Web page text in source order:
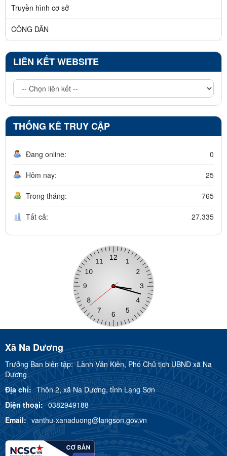
Truyền hình cơ sở
CÔNG DÂN
LIÊN KẾT WEBSITE
THỐNG KÊ TRUY CẬP
Đang online: 0
Hôm nay: 25
Trong tháng: 765
Tất cả: 27.335
Xã Na Dương
Trưởng Ban biên tập:Lành Văn Kiên, Phó Chủ tịch UBND xã Na
Dương
Địa chỉ: Thôn 2, xã Na Dương, tỉnh Lạng Sơn
Điện thoại: 0382949188
Email: vanthu-xanaduong@langson.gov.vn